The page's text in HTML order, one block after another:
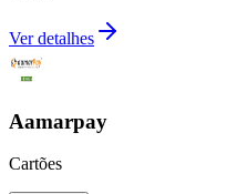
Ver detalhes
Aamarpay
Cartões